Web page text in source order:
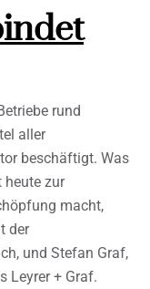
rund
aller
beschäftigt. Was
heute zur
macht,
der
und Stefan Graf,
Leyrer + Graf.